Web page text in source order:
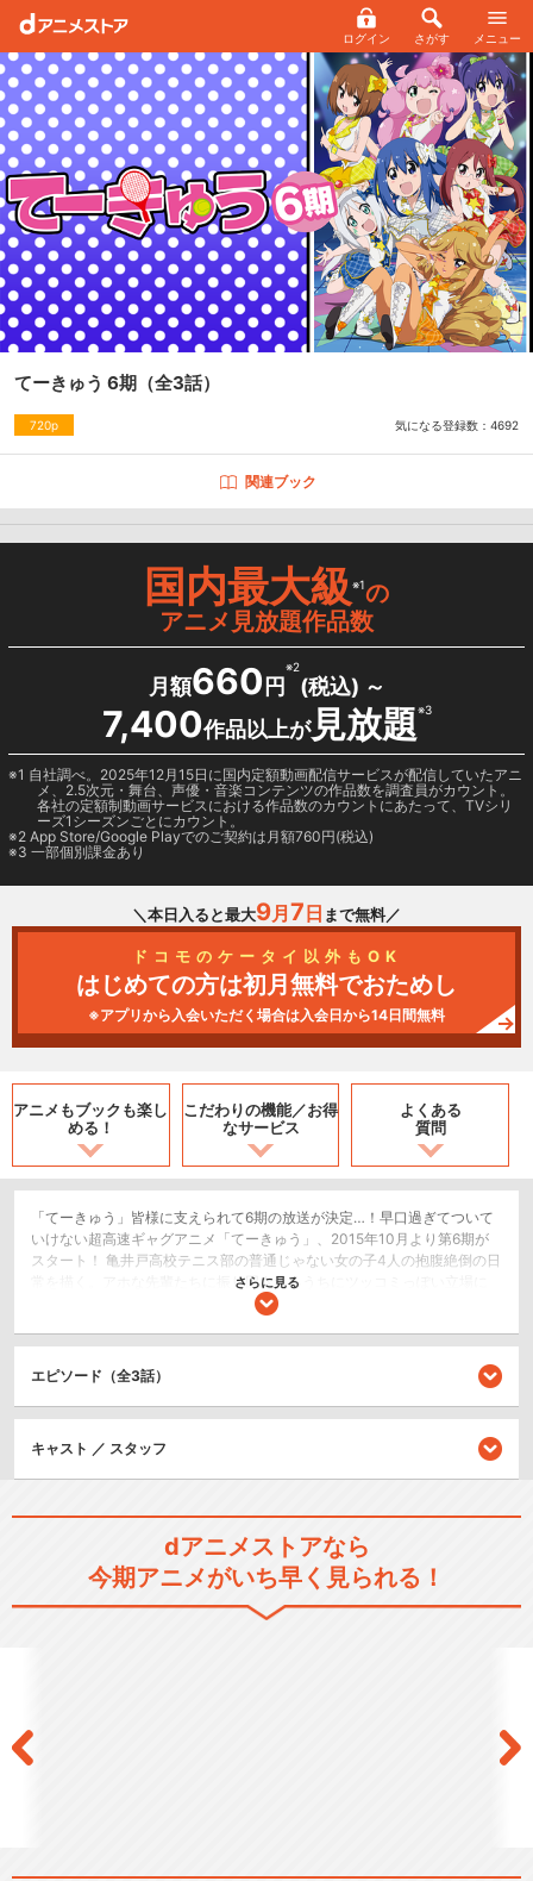
ログイン さがす メニュー
てーきゅう 6期 （全3話）
720p 気になる登録数： 4692
関連ブック
国内最大級※1の
アニメ見放題作品数
月額660 円
※2
(税込) ～
7,400作品以上が見放題※3
1 自社調べ。2025年12月15日に国内定額動画配信サービスが配信していたアニ
メ、2.5次元・舞台、声優・音楽コンテンツの作品数を調査員がカウント。
各社の定額制動画サービスにおける作品数のカウントにあたって、TVシリ
ーズ1シーズンごとにカウント。
2 App Store/Google Playでのご契約は月額760円(税込)
3 一部個別課金あり
＼本日入ると最大9月 7 日 まで無料／
ドコモのケータイ以外もOK
はじめての方は初月無料でおためし
※アプリから入会いただく場合は入会日から14日間無料
アニメもブックも楽し
める！
こだわりの機能／お得
なサービス
よくある
質問
「てーきゅう」皆様に支えられて6期の放送が決定…！早口過ぎてついて
いけない超高速ギャグアニメ「てーきゅう」、2015年10月より第6期が
スタート！ 亀井戸高校テニス部の普通じゃない女の子4人の抱腹絶倒の日
常を描く。アホな先輩たちに振り回されるうちにツッコミっぽい立場に
なった後輩の「押本ユリ」、テニス部なのにテニスがほとんどできない
「板東まりも」、何でもお金で解決しちゃう謎多き天然お嬢様2年生「高
宮なすの」。もはや手がつけられなくなったアホ4人の、テニスをほとん
どしないテニス部活動、そして学園生活がまた始まる…！
コメディ/ギャグ
スポーツ/競技
シリーズ／関連のアニメ作品
てーきゅう
さらに見る
エピソード（全3話）
キャスト ／ スタッフ
dアニメストアなら
今期アニメがいち早く見られる！